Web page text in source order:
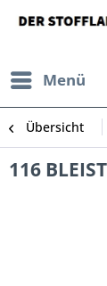
Menü
Übersicht
116